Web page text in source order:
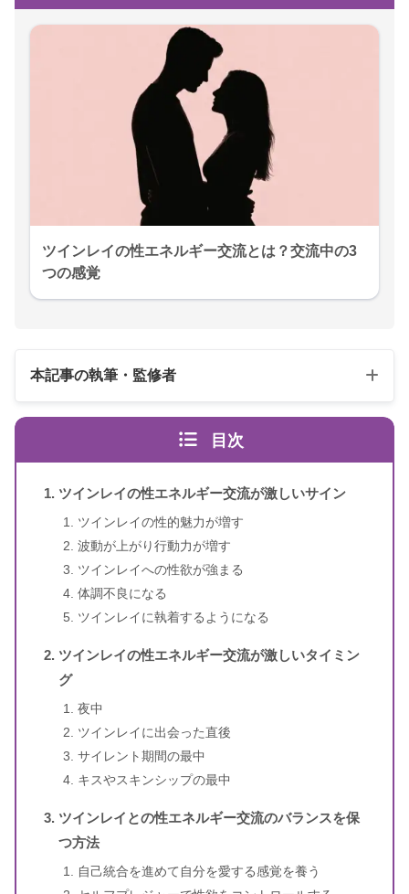
ツインレイの性エネルギー交流とは？交流中の3
つの感覚
本記事の執筆・監修者
スピリカ（自己紹介はこちら）
目次
ツインレイの性エネルギー交流が激しいサイン
ツインレイの性的魅力が増す
波動が上がり行動力が増す
ツインレイへの性欲が強まる
体調不良になる
ツインレイに執着するようになる
ツインレイの性エネルギー交流が激しいタイミン
グ
夜中
ツインレイに出会った直後
サイレント期間の最中
キスやスキンシップの最中
ツインレイとの性エネルギー交流のバランスを保
つ方法
自己統合を進めて自分を愛する感覚を養う